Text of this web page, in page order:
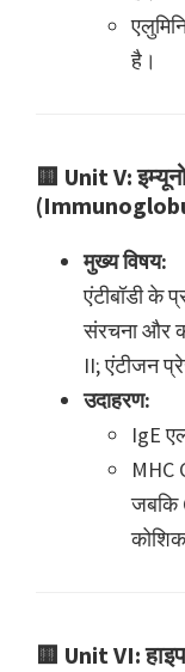
है।
🟨 Unit V:
मुख्य विषय:
एंटीबॉडी के
संरचना और
II; एंटीजन
उदाहरण:
IgE
MHC
जबकि
🟨 Unit VI: